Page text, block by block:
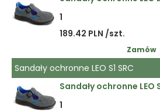
1
189.42 PLN /szt.
Zamów
Sandały ochronne LEO S1 SRC
Sandały ochronne LEO
1